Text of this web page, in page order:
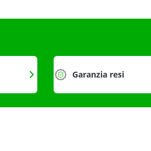
Garanzia resi